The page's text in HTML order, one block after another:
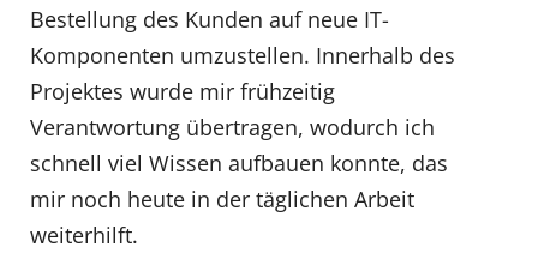
Bestellung des Kunden auf neue IT-
Komponenten umzustellen. Innerhalb des
Projektes wurde mir frühzeitig
Verantwortung übertragen, wodurch ich
schnell viel Wissen aufbauen konnte, das
mir noch heute in der täglichen Arbeit
weiterhilft.